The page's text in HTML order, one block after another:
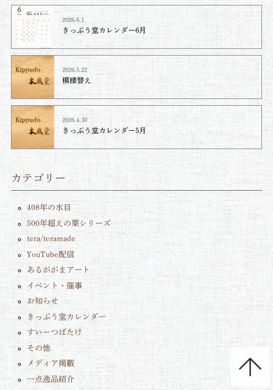
2026.6.1
きっぷう堂カレンダー6月
2026.5.22
模様替え
2026.4.30
きっぷう堂カレンダー5月
カテゴリー
408年の水目
500年超えの栗シリーズ
tera/teramade
YouTube配信
あるががまアート
イベント・催事
お知らせ
きっぷう堂カレンダー
すいーつばたけ
その他
メディア掲載
一点逸品紹介